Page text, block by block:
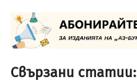
Свързани статии: